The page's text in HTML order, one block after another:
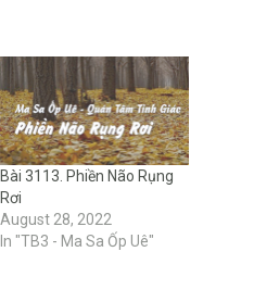
Bài 3113. Phiền Não Rụng
Rơi
August 28, 2022
In "TB3 - Ma Sa Ốp Uê"